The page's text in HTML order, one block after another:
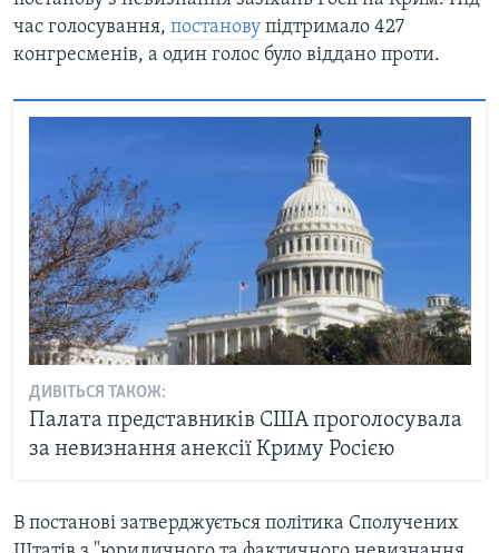
час голосування, постанову підтримало 427
конгресменів, а один голос було віддано проти.
ДИВІТЬСЯ ТАКОЖ:
Палата представників США проголосувала
за невизнання анексії Криму Росією
В постанові затверджується політика Сполучених